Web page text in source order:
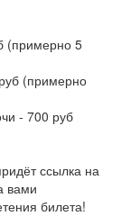
(примерно 5
(примерно
- 700 руб
ссылка на
вами
билета!